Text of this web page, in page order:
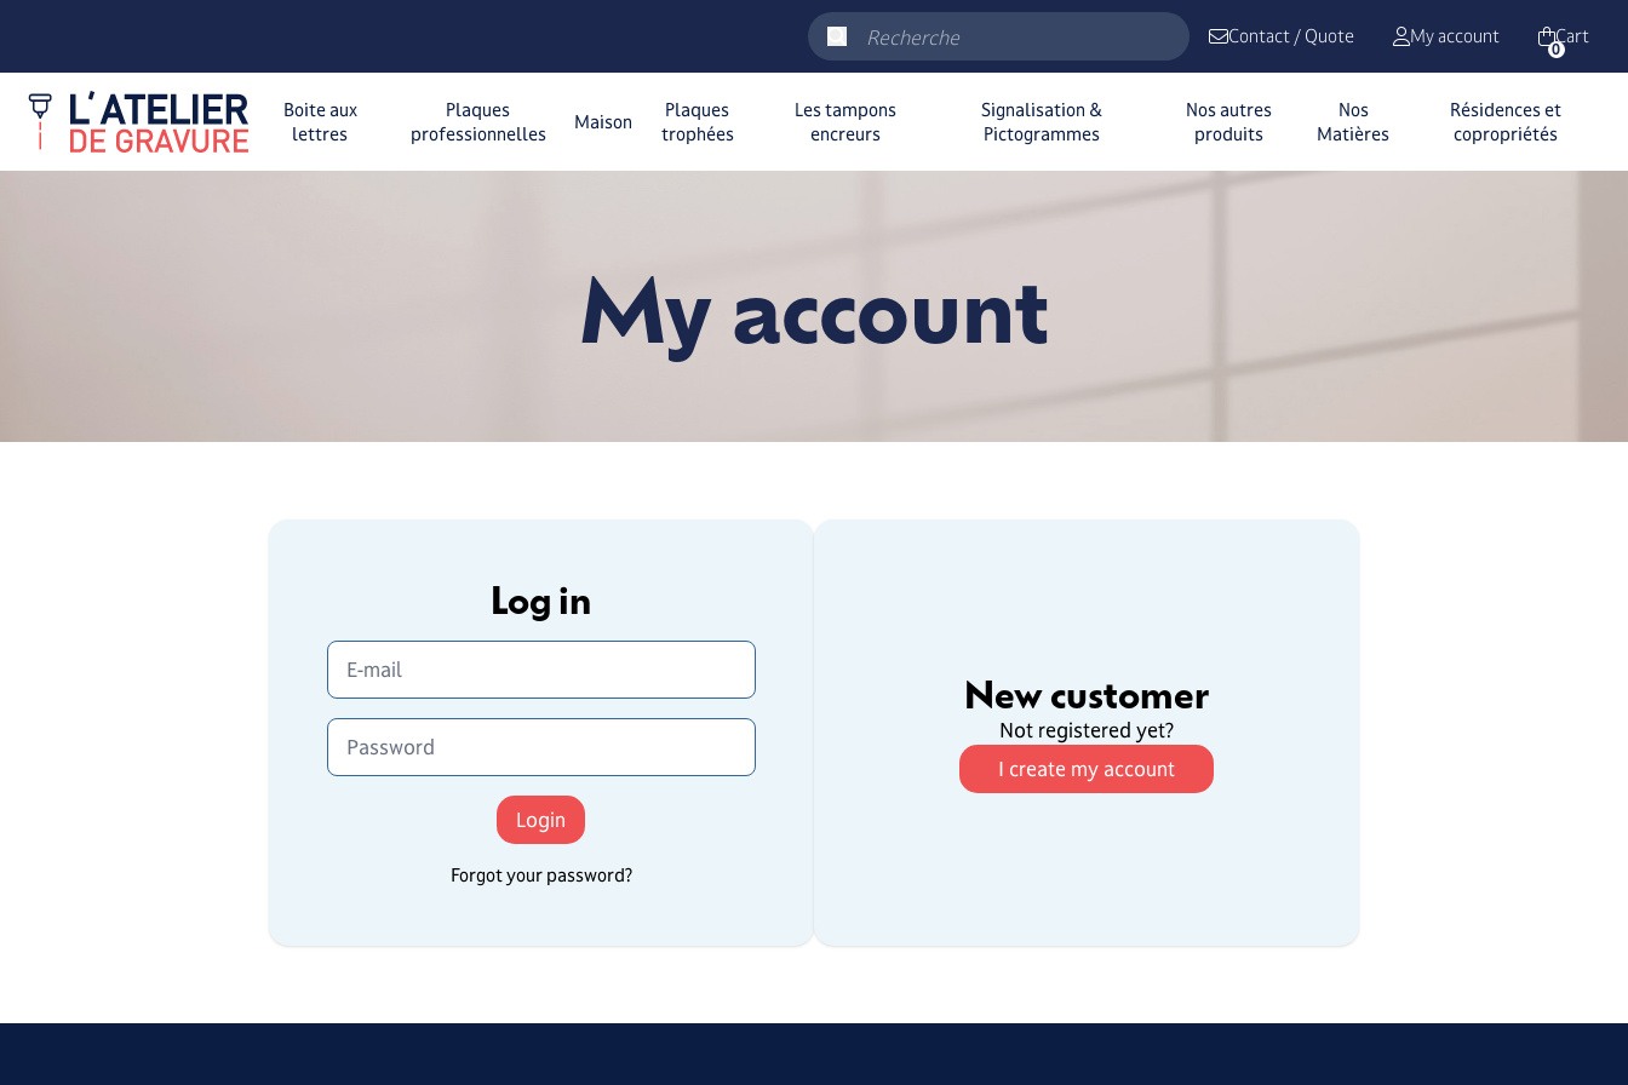
Contact / Quote My account
0
Cart
Boite aux
lettres
Plaques
professionnelles
Maison
Plaques
trophées
Les tampons
encreurs
Signalisation &
Pictogrammes
Nos autres
produits
Nos
Matières
Résidences et
copropriétés
My account
Log in
E-mail
Password
Forgot your password?
New customer
Not registered yet?
I create my account